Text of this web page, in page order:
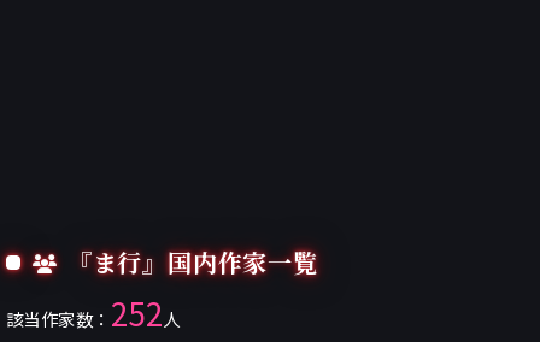
『ま行』国内作家一覧
該当作家数： 252人